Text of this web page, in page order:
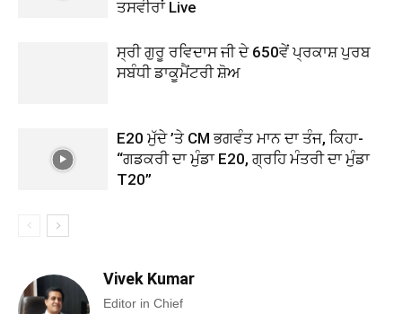
ਤਸਵੀਰਾਂ Live
ਸ੍ਰੀ ਗੁਰੂ ਰਵਿਦਾਸ ਜੀ ਦੇ 650ਵੇਂ ਪ੍ਰਕਾਸ਼ ਪੁਰਬ
ਸਬੰਧੀ ਡਾਕੂਮੈਂਟਰੀ ਸ਼ੋਅ
E20 ਮੁੱਦੇ ’ਤੇ CM ਭਗਵੰਤ ਮਾਨ ਦਾ ਤੰਜ, ਕਿਹਾ-
“ਗਡਕਰੀ ਦਾ ਮੁੰਡਾ E20, ਗ੍ਰਹਿ ਮੰਤਰੀ ਦਾ ਮੁੰਡਾ
T20”
Vivek Kumar
Editor in Chief